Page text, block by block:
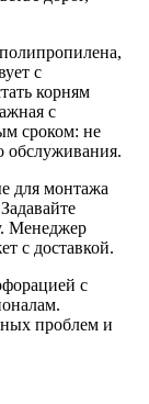
с
корням
с
сроком: не
обслуживания.
для монтажа
Менеджер
с доставкой.
с
проблем и